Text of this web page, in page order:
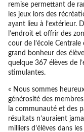
remise permettant de
les jeux lors des
ayant lieu à l’extérieur.
l’endroit et offrir des
cour de l’école
grand bonheur des
quelque 367 élèves de
stimulantes.
« Nous sommes
générosité des
la communauté et des
résultats n’auraient
milliers d’élèves dans